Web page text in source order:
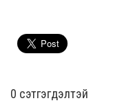
0 cэтгэгдэлтэй